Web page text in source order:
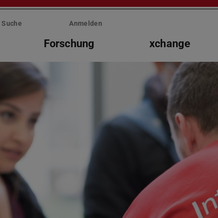
Suche Anmelden
Forschung xchange